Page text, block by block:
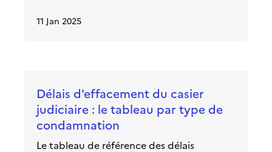
11 Jan 2025
Délais d'effacement du casier
judiciaire : le tableau par type de
condamnation
Le tableau de référence des délais